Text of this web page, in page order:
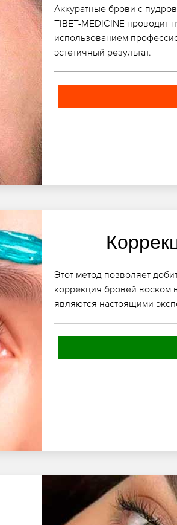
Аккуратные брови с
TIBET-MEDICINE
использованием
эстетичный результат.
Этот метод позволяет
коррекция бровей воском
являются настоящими